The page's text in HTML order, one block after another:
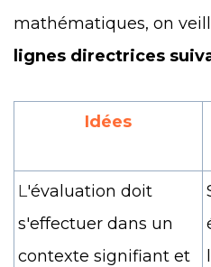
mathématiques, on
lignes directrices
Idées
L'évaluation doit
s'effectuer dans un
contexte signifiant et